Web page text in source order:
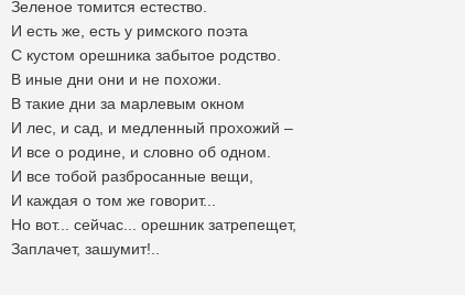
Зеленое томится естество.
И есть же, есть у римского поэта
С кустом орешника забытое родство.
В иные дни они и не похожи.
В такие дни за марлевым окном
И лес, и сад, и медленный прохожий –
И все о родине, и словно об одном.
И все тобой разбросанные вещи,
И каждая о том же говорит...
Но вот... сейчас... орешник затрепещет,
Заплачет, зашумит!..